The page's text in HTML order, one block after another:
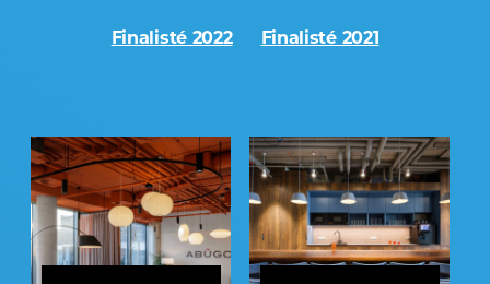
Finalisté 2022 Finalisté 2021